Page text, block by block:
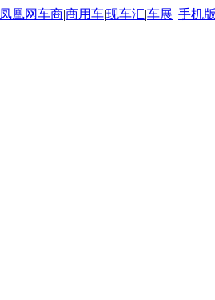
凤凰网车商|商用车|现车汇|车展 |手机